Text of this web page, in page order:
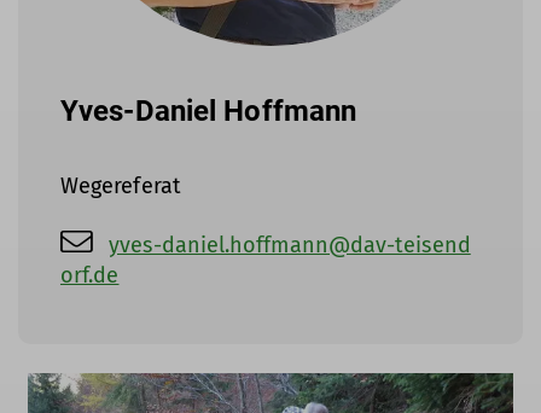
Yves-Daniel Hoffmann
Wegereferat
yves-daniel.hoffmann@dav-teisend
orf.de